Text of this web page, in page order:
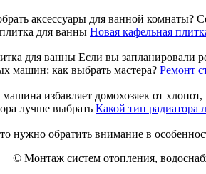
аксессуары для ванной комнаты?
Новая кафельная
для ванны Если вы запланировали
Ремонт
избавляет домохозяек от
Какой тип радиатора
нужно обратить внимание в
© Монтаж систем отопления,